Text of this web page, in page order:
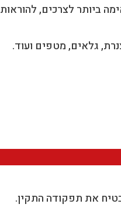
ביותר לצרכים, להוראות
גלאים, מטפים ועוד.
את תפקודה התקין.